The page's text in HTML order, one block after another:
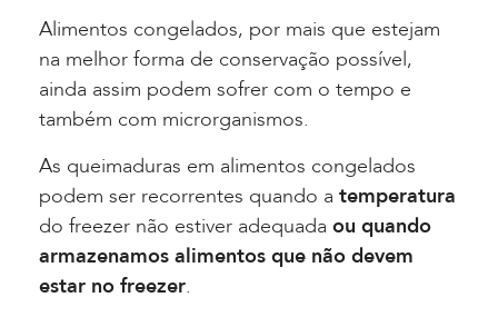
Alimentos congelados, por mais que estejam
na melhor forma de conservação possível,
ainda assim podem sofrer com o tempo e
também com microrganismos.
As queimaduras em alimentos congelados
podem ser recorrentes quando a temperatura
do freezer não estiver adequada ou quando
armazenamos alimentos que não devem
estar no freezer.